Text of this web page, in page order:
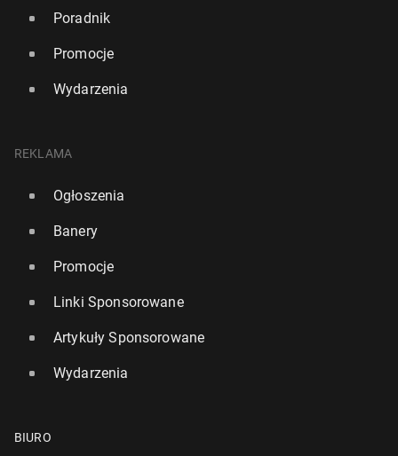
Poradnik
Promocje
Wydarzenia
REKLAMA
Ogłoszenia
Banery
Promocje
Linki Sponsorowane
Artykuły Sponsorowane
Wydarzenia
BIURO